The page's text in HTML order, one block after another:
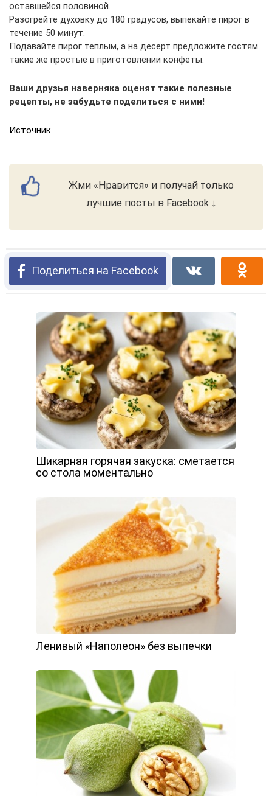
оставшейся половиной.
Разогрейте духовку до 180 градусов, выпекайте пирог в
течение 50 минут.
Подавайте пирог теплым, а на десерт предложите гостям
такие же простые в приготовлении конфеты.
Ваши друзья наверняка оценят такие полезные
рецепты, не забудьте поделиться с ними!
Источник
Жми «Нравится» и получай только
лучшие посты в Facebook ↓
Поделиться на Facebook
Шикарная горячая закуска: сметается
со стола моментально
Ленивый «Наполеон» без выпечки